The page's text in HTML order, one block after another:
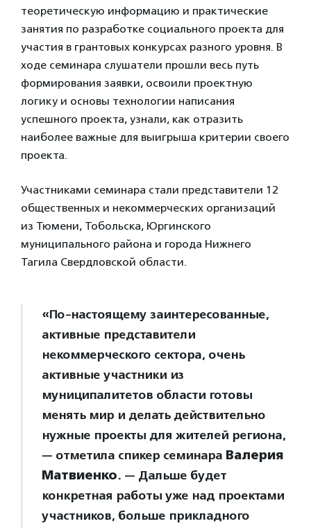
теоретическую информацию и практические
занятия по разработке социального проекта для
участия в грантовых конкурсах разного уровня. В
ходе семинара слушатели прошли весь путь
формирования заявки, освоили проектную
логику и основы технологии написания
успешного проекта, узнали, как отразить
наиболее важные для выигрыша критерии своего
проекта.
Участниками семинара стали представители 12
общественных и некоммерческих организаций
из Тюмени, Тобольска, Юргинского
муниципального района и города Нижнего
Тагила Свердловской области.
«По-настоящему заинтересованные,
активные представители
некоммерческого сектора, очень
активные участники из
муниципалитетов области готовы
менять мир и делать действительно
нужные проекты для жителей региона,
— отметила спикер семинара Валерия
Матвиенко. — Дальше будет
конкретная работы уже над проектами
участников, больше прикладного